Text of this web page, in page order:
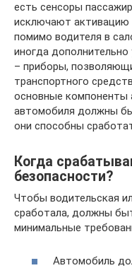
есть сенсоры
исключают активацию
помимо водителя в
иногда
– приборы,
транспортного
основные компоненты
автомобиля должны
они способны
Когда
безопасности?
Чтобы водительская
сработала, должны
минимальные
Автомобиль